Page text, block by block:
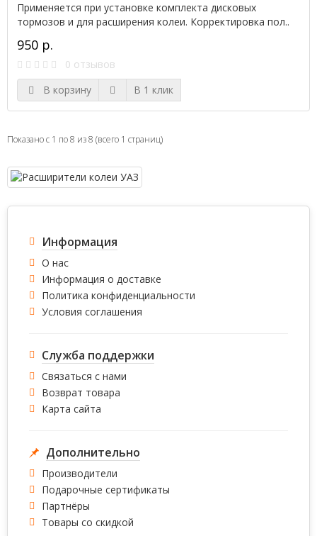
Применяется при установке комплекта дисковых
тормозов и для расширения колеи. Корректировка пол..
950 р.
0 отзывов
В корзину
В 1 клик
Показано с 1 по 8 из 8 (всего 1 страниц)
Информация
О нас
Информация о доставке
Политика конфиденциальности
Условия соглашения
Служба поддержки
Связаться с нами
Возврат товара
Карта сайта
Дополнительно
Производители
Подарочные сертификаты
Партнёры
Товары со скидкой